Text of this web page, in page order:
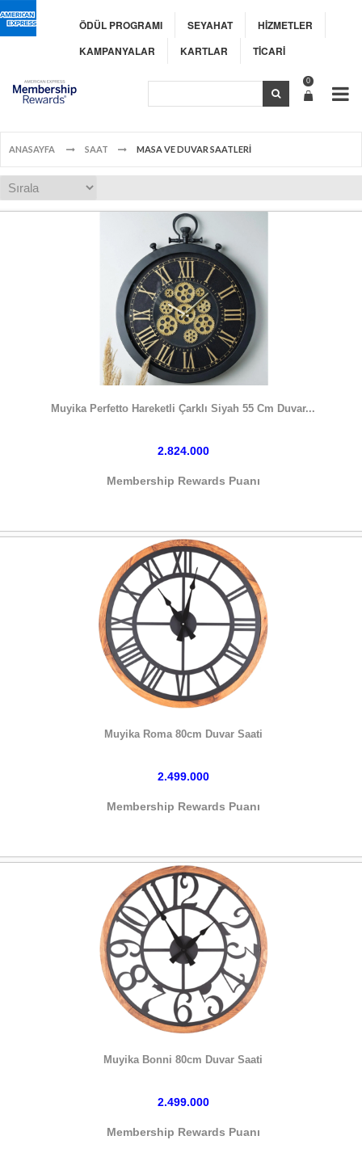
ÖDÜL PROGRAMI SEYAHAT
HİZMETLER
KAMPANYALAR
KARTLAR TİCARİ
0
ANASAYFA SAAT MASA VE DUVAR SAATLERİ
Muyika Perfetto Hareketli Çarklı Siyah 55 Cm Duvar...
2.824.000
Membership Rewards Puanı
Muyika Roma 80cm Duvar Saati
2.499.000
Membership Rewards Puanı
Muyika Bonni 80cm Duvar Saati
2.499.000
Membership Rewards Puanı